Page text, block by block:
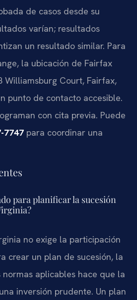
de casos desde su
varían; resultados
un resultado similar. Para
la ubicación de Fairfax
Williamsburg Court, Fairfax,
punto de contacto accesible.
con cita previa. Puede
7747 para coordinar una
para planificar la sucesión
no exige la participación
crear un plan de sucesión, la
aplicables hace que la
inversión prudente. Un plan